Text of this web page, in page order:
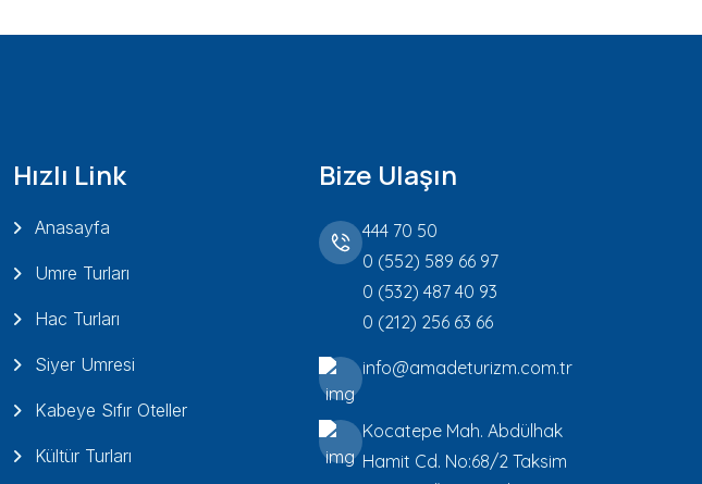
Hızlı Link
Anasayfa
Umre Turları
Hac Turları
Siyer Umresi
Kabeye Sıfır Oteller
Kültür Turları
Bize Ulaşın
444 70 50
0 (552) 589 66 97
0 (532) 487 40 93
0 (212) 256 63 66
info@amadeturizm.com.tr
Kocatepe Mah. Abdülhak
Hamit Cd. No:68/2 Taksim